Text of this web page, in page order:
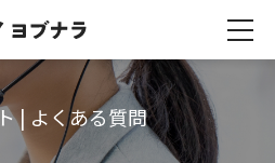
| よくある質問